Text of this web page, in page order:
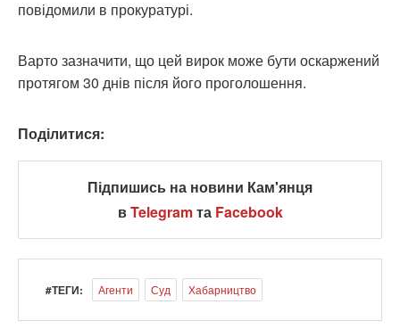
повідомили в прокуратурі.
Варто зазначити, що цей вирок може бути оскаржений
протягом 30 днів після його проголошення.
Поділитися:
Підпишись на новини Кам'янця
вTelegramта Facebook
#ТЕГИ: Агенти Суд Хабарництво